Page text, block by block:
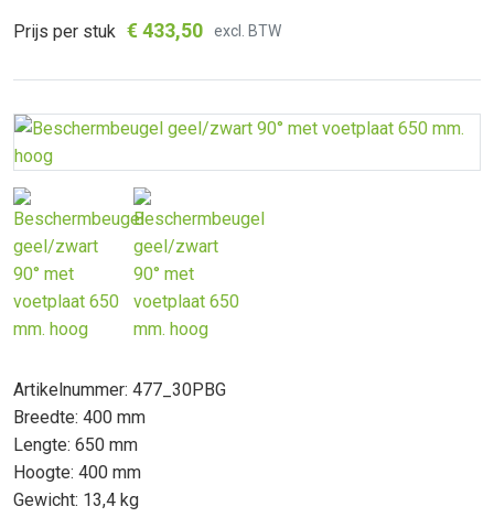
Prijs per stuk €433,50 excl. BTW
Artikelnummer: 477_30PBG
Breedte: 400 mm
Lengte: 650 mm
Hoogte: 400 mm
Gewicht: 13,4 kg